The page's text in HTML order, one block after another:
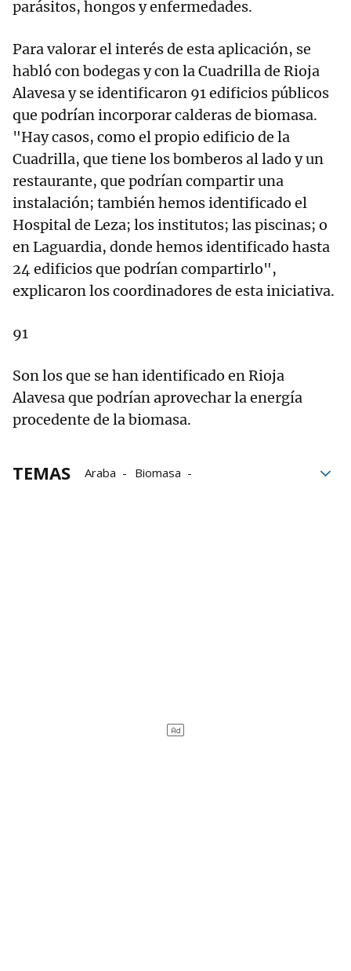
parásitos, hongos y enfermedades.
Para valorar el interés de esta aplicación, se
habló con bodegas y con la Cuadrilla de Rioja
Alavesa y se identificaron 91 edificios públicos
que podrían incorporar calderas de biomasa.
"Hay casos, como el propio edificio de la
Cuadrilla, que tiene los bomberos al lado y un
restaurante, que podrían compartir una
instalación; también hemos identificado el
Hospital de Leza; los institutos; las piscinas; o
en Laguardia, donde hemos identificado hasta
24 edificios que podrían compartirlo",
explicaron los coordinadores de esta iniciativa.
91
Son los que se han identificado en Rioja
Alavesa que podrían aprovechar la energía
procedente de la biomasa.
TEMAS Araba
Biomasa